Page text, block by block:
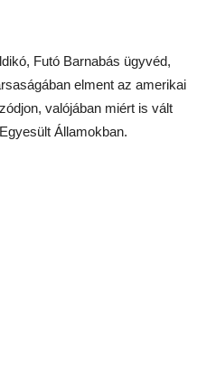
Futó Barnabás ügyvéd,
elment az amerikai
valójában miért is vált
Államokban.